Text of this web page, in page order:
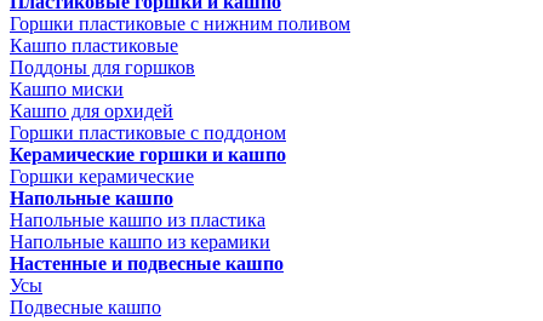
Горшки пластиковые с нижним поливом
Кашпо пластиковые
Поддоны для горшков
Кашпо миски
Кашпо для орхидей
Горшки пластиковые с поддоном
Керамические горшки и кашпо
Горшки керамические
Напольные кашпо
Напольные кашпо из пластика
Напольные кашпо из керамики
Настенные и подвесные кашпо
Усы
Подвесные кашпо